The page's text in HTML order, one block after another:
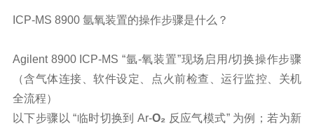
ICP-MS 8900 氩氧装置的操作步骤是什么？
Agilent 8900 ICP-MS “氩-氧装置”现场启用/切换操作步骤
（含气体连接、软件设定、点火前检查、运行监控、关机
全流程）
以下步骤以 “临时切换到Ar-O₂ 反应气模式” 为例；若为新